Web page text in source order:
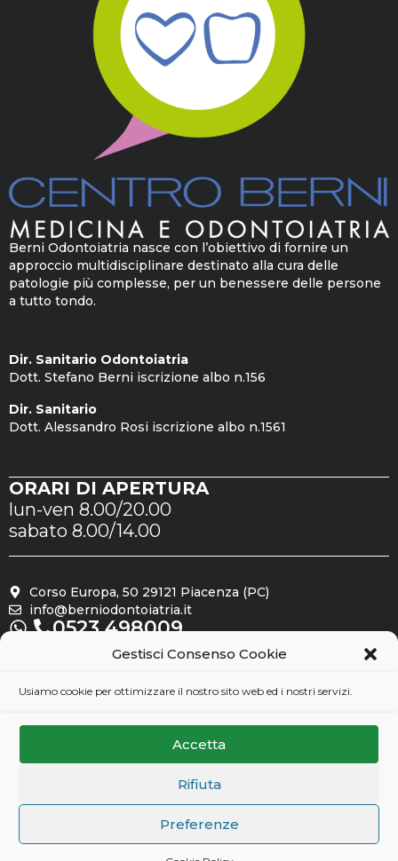
Gestisci Consenso Cookie
Usiamo cookie per ottimizzare il nostro sito web ed i nostri servizi.
Accetta
Rifiuta
Preferenze
Berni Odontoiatria nasce con l’obiettivo di fornire un
approccio multidisciplinare destinato alla cura delle
patologie più complesse, per un benessere delle persone
a tutto tondo.
Dir. Sanitario Odontoiatria
Dott. Stefano Berni iscrizione albo n.156
Dir. Sanitario
Dott. Alessandro Rosi iscrizione albo n.1561
ORARI DI APERTURA
lun-ven 8.00/20.00
sabato 8.00/14.00
Corso Europa, 50 29121 Piacenza (PC)
info@berniodontoiatria.it
0523.498009